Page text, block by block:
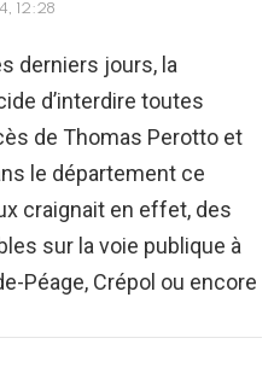
12:28
derniers jours, la
d’interdire toutes
de Thomas Perotto et
le département ce
craignait en effet, des
sur la voie publique à
Péage, Crépol ou encore